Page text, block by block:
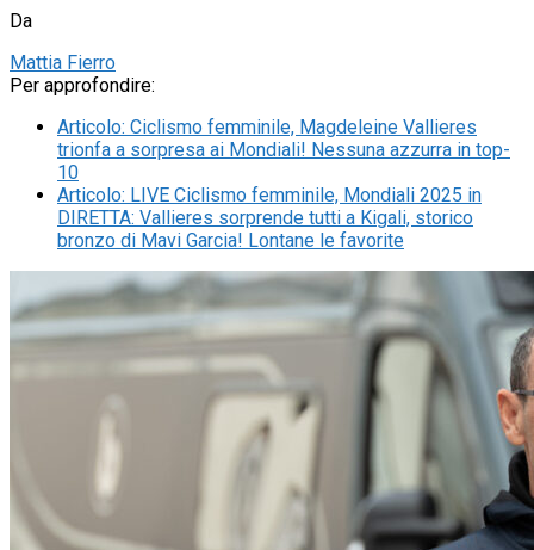
Da
Mattia Fierro
Per approfondire:
Articolo: Ciclismo femminile, Magdeleine Vallieres
trionfa a sorpresa ai Mondiali! Nessuna azzurra in top-
10
Articolo: LIVE Ciclismo femminile, Mondiali 2025 in
DIRETTA: Vallieres sorprende tutti a Kigali, storico
bronzo di Mavi Garcia! Lontane le favorite